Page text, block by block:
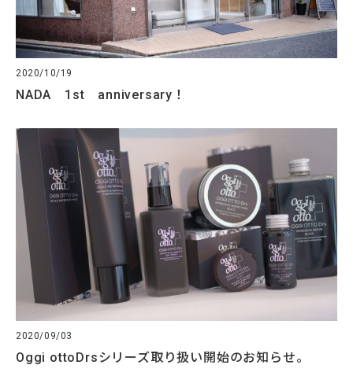
2020/10/19
NADA 1st anniversary！
2020/09/03
Oggi ottoDrsシリーズ取り扱い開始のお知らせ。